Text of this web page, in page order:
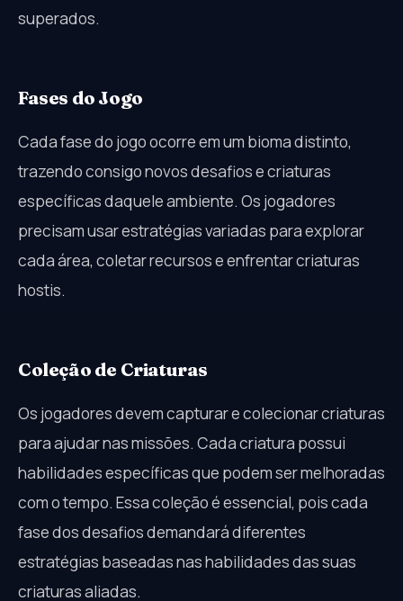
superados.
Fases do Jogo
Cada fase do jogo ocorre em um bioma distinto,
trazendo consigo novos desafios e criaturas
específicas daquele ambiente. Os jogadores
precisam usar estratégias variadas para explorar
cada área, coletar recursos e enfrentar criaturas
hostis.
Coleção de Criaturas
Os jogadores devem capturar e colecionar criaturas
para ajudar nas missões. Cada criatura possui
habilidades específicas que podem ser melhoradas
com o tempo. Essa coleção é essencial, pois cada
fase dos desafios demandará diferentes
estratégias baseadas nas habilidades das suas
criaturas aliadas.